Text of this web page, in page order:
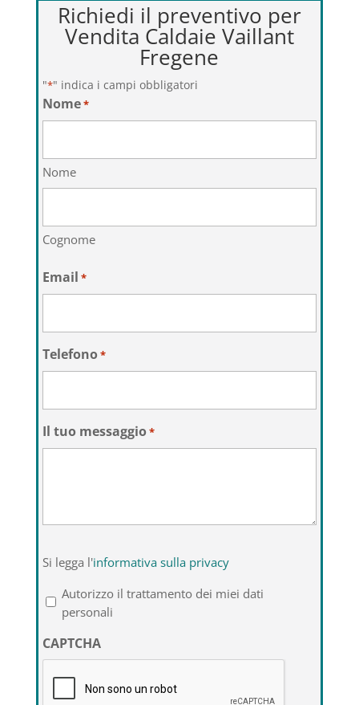
Richiedi il preventivo per
Vendita Caldaie Vaillant
Fregene
"*" indica i campi obbligatori
Nome*
Nome
Cognome
Email *
Telefono*
Il tuo messaggio*
legga
l'informativa
sulla
privacy
*
Si legga l'informativa sulla privacy
Autorizzo il trattamento dei miei dati
personali
CAPTCHA